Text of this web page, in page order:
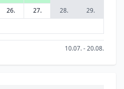
26. 27. 28.
29.
10.07. - 20.08.